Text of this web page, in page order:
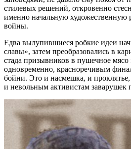
стилевых решений, откровенно
именно начальную художественную
войны.
Едва вылупившиеся робкие идеи
славы», затем преобразовались в
стада призывников в пушечное
одновременно, красноречивым
бойни. Это и насмешка, и
и невольным активистам